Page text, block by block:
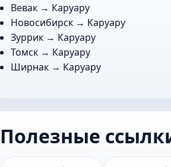
Вевак → Каруару
Новосибирск → Каруару
Зуррик → Каруару
Томск → Каруару
Ширнак → Каруару
Полезные